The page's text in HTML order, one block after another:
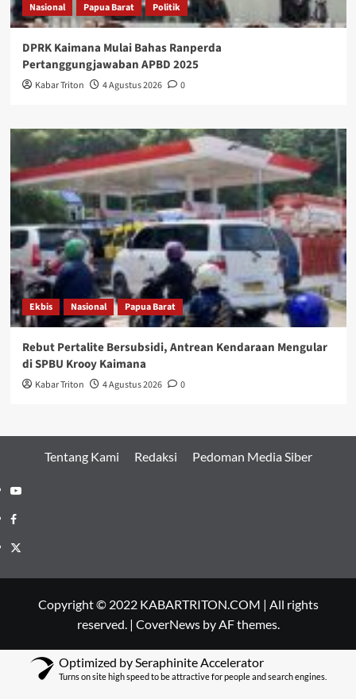
Nasional Papua Barat Politik
DPRK Kaimana Mulai Bahas Ranperda
Pertanggungjawaban APBD 2025
Kabar Triton 4 Agustus 2026 0
Ekbis Nasional Papua Barat
Rebut Pertalite Bersubsidi, Antrean Kendaraan Mengular
di SPBU Krooy Kaimana
Kabar Triton 4 Agustus 2026 0
Tentang Kami Redaksi Pedoman Media Siber
Youtube
Facebook
Twitter
Copyright © 2022 KABARTRITON.COM | All rights
reserved. | CoverNewsby AF themes.
Optimized by Seraphinite Accelerator
Turns on site high speed to be attractive for people and search engines.